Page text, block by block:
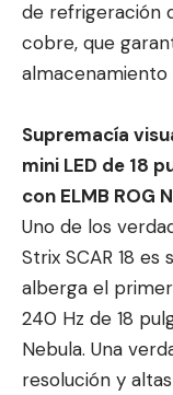
de refrigeración
cobre, que
almacenamiento
Supremacía
mini LED de 18
con ELMB ROG
Uno de los
Strix SCAR 18 es
alberga el
240 Hz de 18
Nebula. Una
resolución y